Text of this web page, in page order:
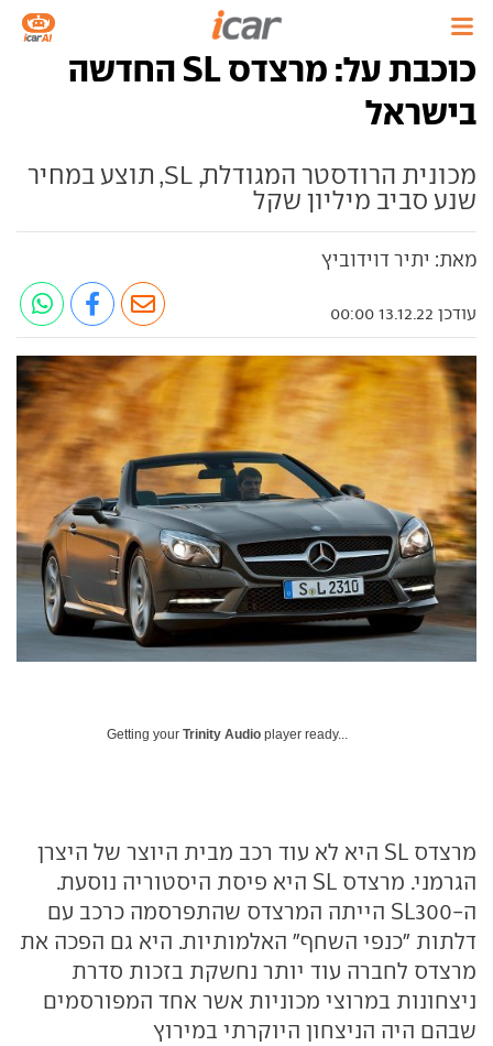
כוכבת על: מרצדס SL החדשה
בישראל
מכונית הרודסטר המגודלת, SL, תוצע במחיר
שנע סביב מיליון שקל
מאת: יתיר דוידוביץ
עודכן 13.12.22 00:00
Getting your Trinity Audio player ready...
מרצדס SL היא לא עוד רכב מבית היוצר של היצרן
הגרמני. מרצדס SL היא פיסת היסטוריה נוסעת.
ה-300
SL הייתה המרצדס שהתפרסמה כרכב עם
דלתות "כנפי השחף" האלמותיות. היא גם הפכה את
מרצדס לחברה עוד יותר נחשקת בזכות סדרת
ניצחונות במרוצי מכוניות אשר אחד המפורסמים
שבהם היה הניצחון היוקרתי במירוץ